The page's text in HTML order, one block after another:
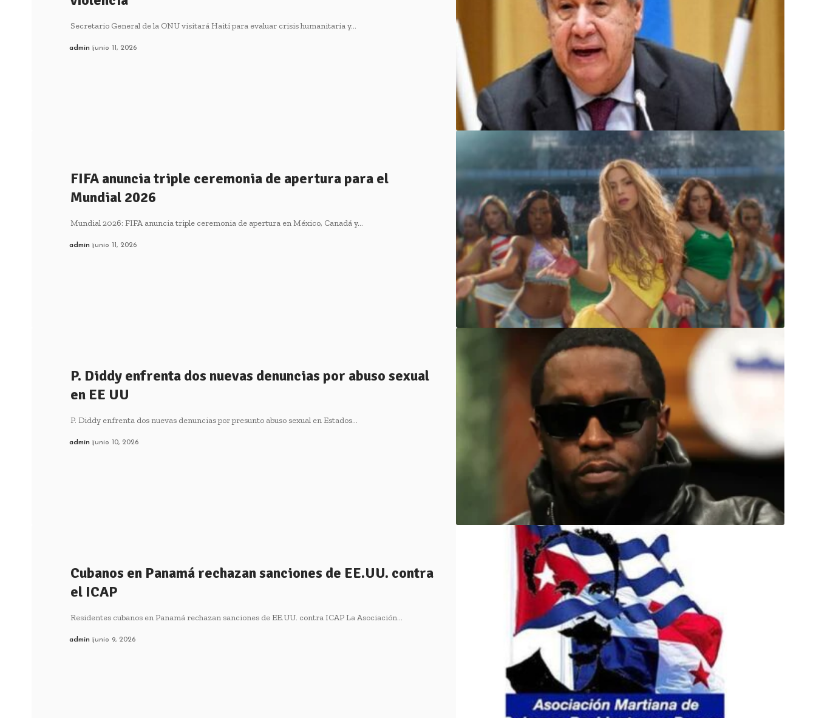
Secretario General de la ONU visitará Haití para evaluar crisis humanitaria y…
admin junio 11, 2026
FIFA anuncia triple ceremonia de apertura para el
Mundial 2026
Mundial 2026: FIFA anuncia triple ceremonia de apertura en México, Canadá y…
admin junio 11, 2026
P. Diddy enfrenta dos nuevas denuncias por abuso sexual
en EE UU
P. Diddy enfrenta dos nuevas denuncias por presunto abuso sexual en Estados…
admin junio 10, 2026
Cubanos en Panamá rechazan sanciones de EE.UU. contra
el ICAP
Residentes cubanos en Panamá rechazan sanciones de EE.UU. contra ICAP La Asociación…
admin junio 9, 2026